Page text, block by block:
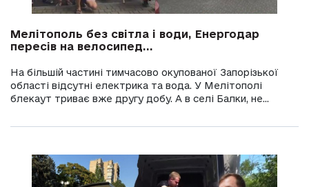
Мелітополь без світла і води, Енергодар
пересів на велосипед...
На більшій частині тимчасово окупованої Запорізької
області відсутні електрика та вода. У Мелітополі
блекаут триває вже другу добу. А в селі Балки, не...